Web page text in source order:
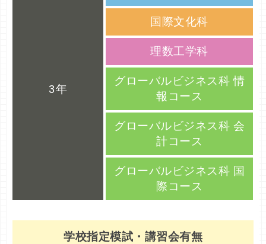
3年
国際文化科
理数工学科
グローバルビジネス科 情
報コース
グローバルビジネス科 会
計コース
グローバルビジネス科 国
際コース
学校指定模試・講習会有無